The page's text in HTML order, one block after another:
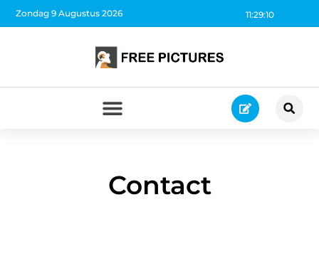
11:29:10
Zondag 9 Augustus 2026
Contact